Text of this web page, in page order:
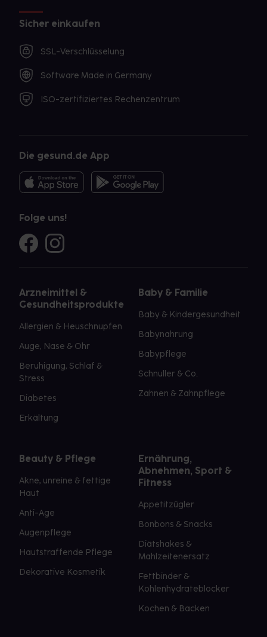
Sicher einkaufen
SSL-Verschlüsselung
Software Made in Germany
ISO-zertifiziertes Rechenzentrum
Die gesund.de App
Folge uns!
Arzneimittel &
Gesundheitsprodukte
Allergien & Heuschnupfen
Auge, Nase & Ohr
Beruhigung, Schlaf &
Stress
Diabetes
Erkältung
Baby & Familie
Baby & Kindergesundheit
Babynahrung
Babypflege
Schnuller & Co.
Zahnen & Zahnpflege
Beauty & Pflege
Akne, unreine & fettige
Haut
Anti-Age
Augenpflege
Hautstraffende Pflege
Dekorative Kosmetik
Ernährung,
Abnehmen, Sport &
Fitness
Appetitzügler
Bonbons & Snacks
Diätshakes &
Mahlzeitenersatz
Fettbinder &
Kohlenhydrateblocker
Kochen & Backen